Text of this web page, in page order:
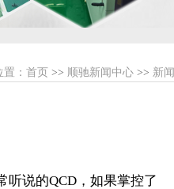
： 首页 >> 顺驰新闻中心 >> 新闻
听说的QCD，如果掌控了